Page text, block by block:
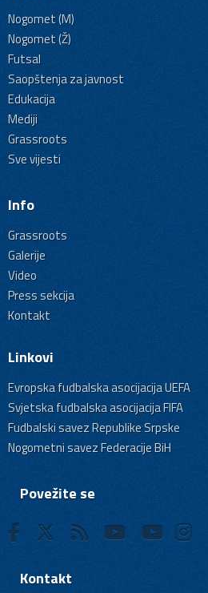
Nogomet (M)
Nogomet (Ž)
Futsal
Saopštenja za javnost
Edukacija
Mediji
Grassroots
Sve vijesti
Info
Grassroots
Galerije
Video
Press sekcija
Kontakt
Linkovi
Evropska fudbalska asocijacija UEFA
Svjetska fudbalska asocijacija FIFA
Fudbalski savez Republike Srpske
Nogometni savez Federacije BiH
Povežite se
Kontakt